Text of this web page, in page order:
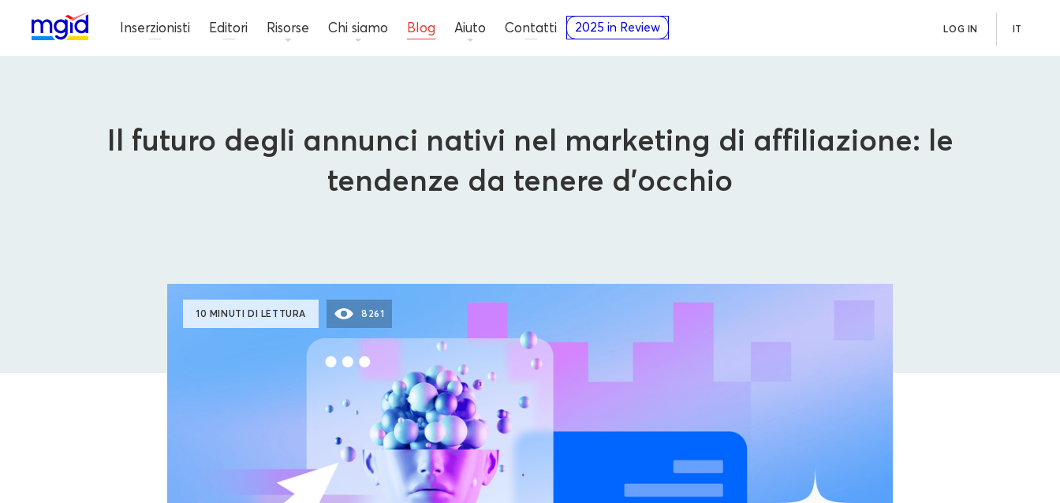
Inserzionisti Editori Risorse Chi siamo Blog Aiuto Contatti 2025 in Review LOG IN IT
Il futuro degli annunci nativi nel marketing di affiliazione: le
tendenze da tenere d'occhio
10 MINUTI DI LETTURA 8261